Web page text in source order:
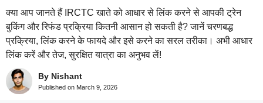
क्या आप जानते हैं IRCTC खाते को आधार से लिंक करने से आपकी ट्रेन
बुकिंग और रिफंड प्रक्रिया कितनी आसान हो सकती है? जानें चरणबद्ध
प्रक्रिया, लिंक करने के फायदे और इसे करने का सरल तरीका। अभी आधार
लिंक करें और तेज, सुरक्षित यात्रा का अनुभव लें!
By Nishant
Published on March 9, 2026